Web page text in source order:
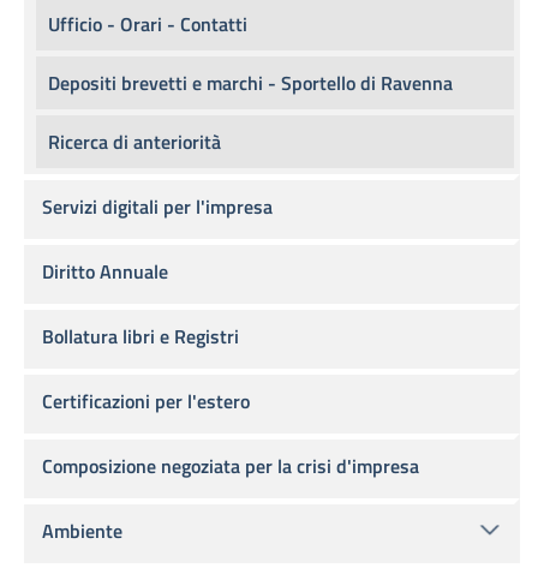
Ufficio - Orari - Contatti
Depositi brevetti e marchi - Sportello di Ravenna
Ricerca di anteriorità
Servizi digitali per l'impresa
Diritto Annuale
Bollatura libri e Registri
Certificazioni per l'estero
Composizione negoziata per la crisi d'impresa
Ambiente